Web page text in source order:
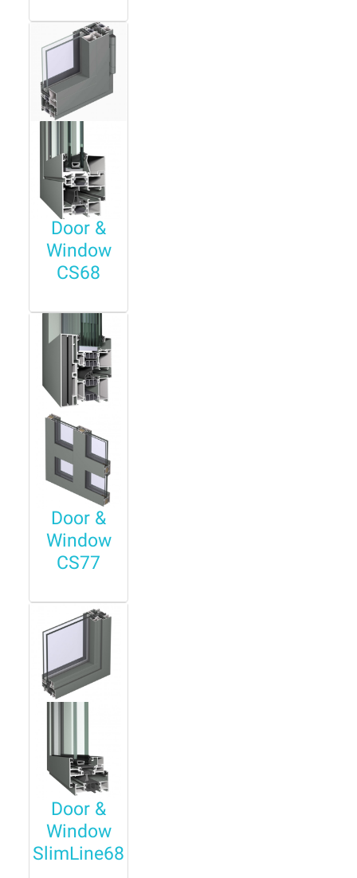
Door &
Window
CS68
Door &
Window
CS77
Door &
Window
SlimLine68